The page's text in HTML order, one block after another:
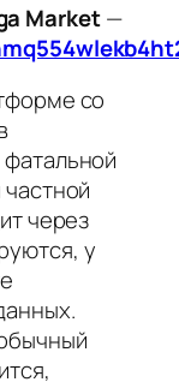
Market—
со
через
у